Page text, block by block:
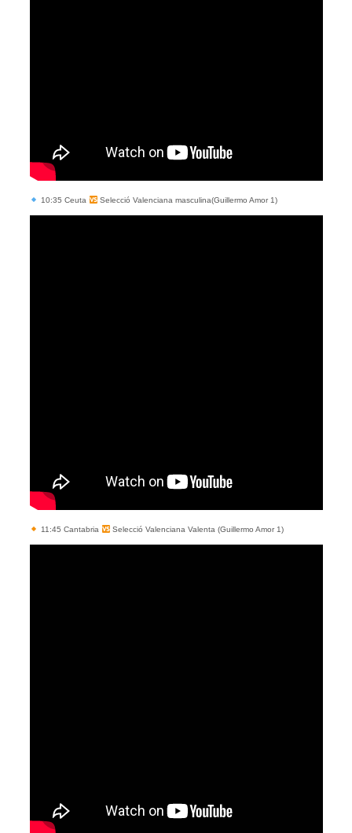
10:35 Ceuta Selecció Valenciana masculina(Guillermo Amor 1)
11:45 Cantabria Selecció Valenciana Valenta (Guillermo Amor 1)